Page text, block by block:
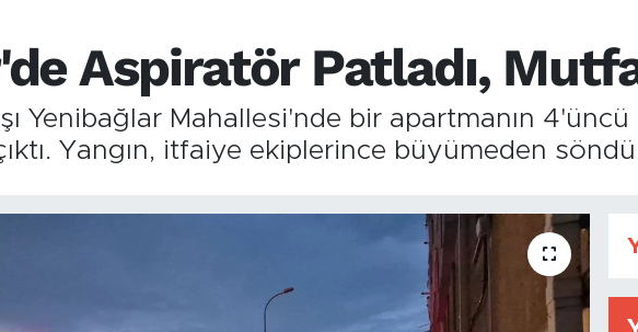
Aspiratör Patladı,
Yenibağlar Mahallesi'nde bir apartmanın
Yangın, itfaiye ekiplerince büyümeden